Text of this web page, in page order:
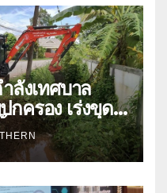
ลังเทศบาล
ครอง เร่งขุด
ำ ป้องกันและลด